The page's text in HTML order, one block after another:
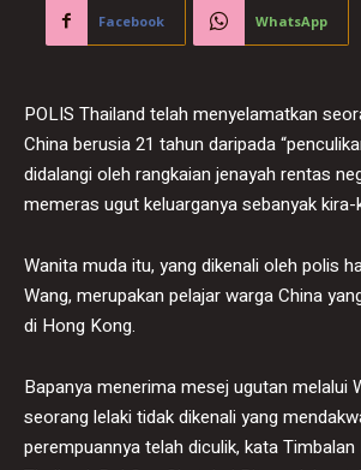
Facebook WhatsApp
POLIS Thailand telah menyelamatkan
China berusia 21 tahun daripada
didalangi oleh rangkaian jenayah rentas
memeras ugut keluarganya sebanyak kira-
Wanita muda itu, yang dikenali oleh polis
Wang, merupakan pelajar warga China
di Hong Kong.
Bapanya menerima mesej ugutan melalui
seorang lelaki tidak dikenali yang
perempuannya telah diculik, kata